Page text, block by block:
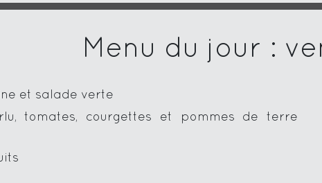
Menu du jour :
et salade verte
tomates, courgettes et pommes de terre